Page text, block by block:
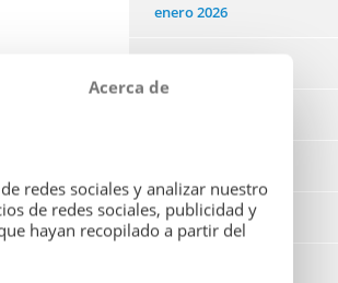
enero 2026
septiembre 2025
Acerca de
redes sociales y analizar nuestro
de redes sociales, publicidad y
hayan recopilado a partir del